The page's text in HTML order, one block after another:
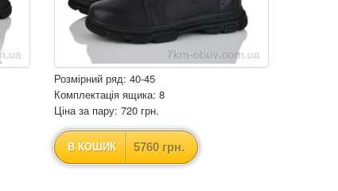
Розмірний ряд: 40-45
Комплектація ящика: 8
Ціна за пару: 720 грн.
В КОШИК 5760 грн.